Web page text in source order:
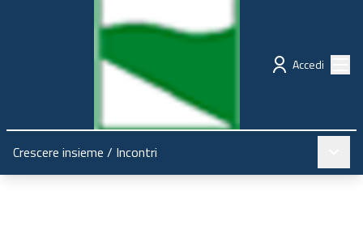
Regione Emilia-Romagna Partecipazione
Accedi
Crescere insieme / Incontri